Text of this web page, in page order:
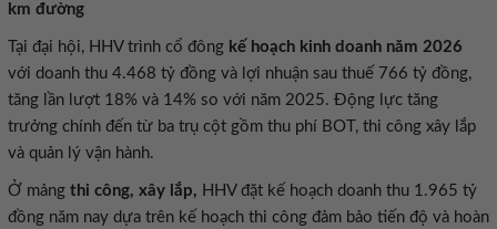
km đường
Tại đại hội, HHV trình cổ đông kế hoạch kinh doanh năm 2026
với doanh thu 4.468 tỷ đồng và lợi nhuận sau thuế 766 tỷ đồng,
tăng lần lượt 18% và 14% so với năm 2025. Động lực tăng
trưởng chính đến từ ba trụ cột gồm thu phí BOT, thi công xây lắp
và quản lý vận hành.
Ở mảng thi công, xây lắp, HHV đặt kế hoạch doanh thu 1.965 tỷ
đồng năm nay dựa trên kế hoạch thi công đảm bảo tiến độ và hoàn